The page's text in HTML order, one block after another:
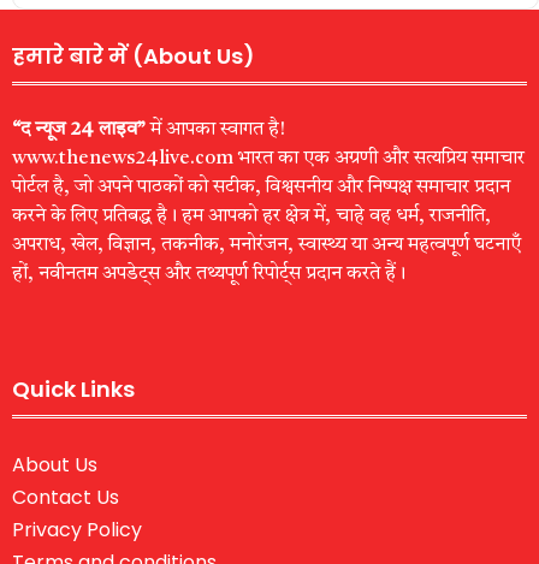
हमारे बारे में (About Us)
“द न्यूज 24 लाइव”में आपका स्वागत है!
www.thenews24live.com भारत का एक अग्रणी और सत्यप्रिय समाचार
पोर्टल है, जो अपने पाठकों को सटीक, विश्वसनीय और निष्पक्ष समाचार प्रदान
करने के लिए प्रतिबद्ध है। हम आपको हर क्षेत्र में, चाहे वह धर्म, राजनीति,
अपराध, खेल, विज्ञान, तकनीक, मनोरंजन, स्वास्थ्य या अन्य महत्वपूर्ण घटनाएँ
हों, नवीनतम अपडेट्स और तथ्यपूर्ण रिपोर्ट्स प्रदान करते हैं।
Quick Links
About Us
Contact Us
Privacy Policy